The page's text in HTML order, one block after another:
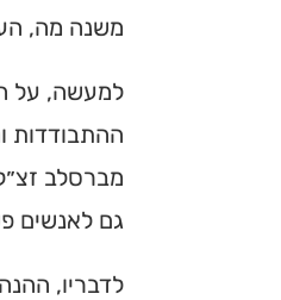
משנה מה,
למעשה, על
ההתבודדות
מברסלב
גם לאנשים
לדבריו,